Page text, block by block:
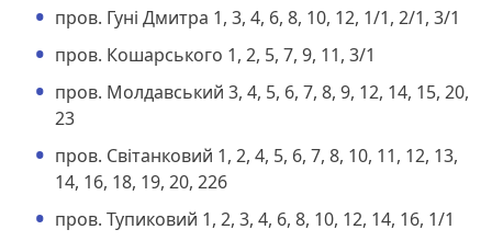
пров. Гуні Дмитра 1, 3, 4, 6, 8, 10, 12, 1/1, 2/1, 3/1
пров. Кошарського 1, 2, 5, 7, 9, 11, 3/1
пров. Молдавський 3, 4, 5, 6, 7, 8, 9, 12, 14, 15, 20,
23
пров. Світанковий 1, 2, 4, 5, 6, 7, 8, 10, 11, 12, 13,
14, 16, 18, 19, 20, 226
пров. Тупиковий 1, 2, 3, 4, 6, 8, 10, 12, 14, 16, 1/1